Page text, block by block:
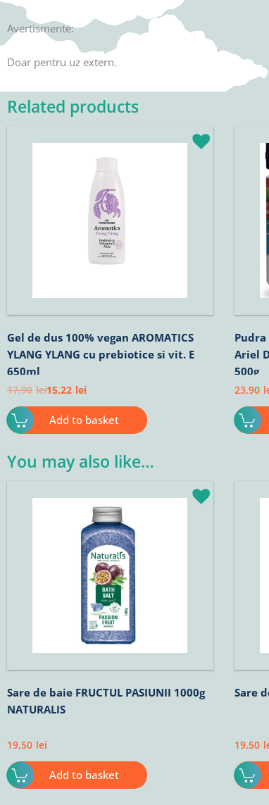
Avertismente:
Doar pentru uz extern.
Related products
Gel de dus 100% vegan AROMATICS
YLANG YLANG cu prebiotice si vit. E
650ml
17,90 lei
price
15,22 lei
price
Add to basket
Ariel
500g
23,90
You may also like…
Sare de baie FRUCTUL PASIUNII 1000g
NATURALIS
19,50 lei
Add to basket
Sare
19,50